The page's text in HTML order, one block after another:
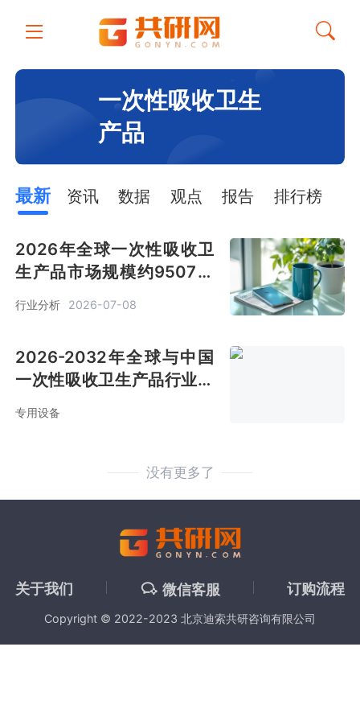
一次性吸收卫生
产品
最新 资讯 数据 观点 报告 排行榜
2026年全球一次性吸收卫
生产品市场规模约9507亿
元 千亿赛道潜力巨大[图]
行业分析 2026-07-08
2026-2032年全球与中国
一次性吸收卫生产品行业调
查与投资方向研究报告
专用设备
没有更多了
关于我们 微信客服 订购流程
Copyright © 2022-2023 北京迪索共研咨询有限公司